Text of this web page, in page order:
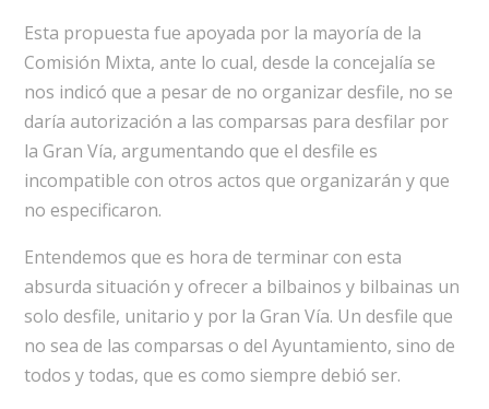
Esta propuesta fue apoyada por la mayoría de la
Comisión Mixta, ante lo cual, desde la concejalía se
nos indicó que a pesar de no organizar desfile, no se
daría autorización a las comparsas para desfilar por
la Gran Vía, argumentando que el desfile es
incompatible con otros actos que organizarán y que
no especificaron.
Entendemos que es hora de terminar con esta
absurda situación y ofrecer a bilbainos y bilbainas un
solo desfile, unitario y por la Gran Vía. Un desfile que
no sea de las comparsas o del Ayuntamiento, sino de
todos y todas, que es como siempre debió ser.